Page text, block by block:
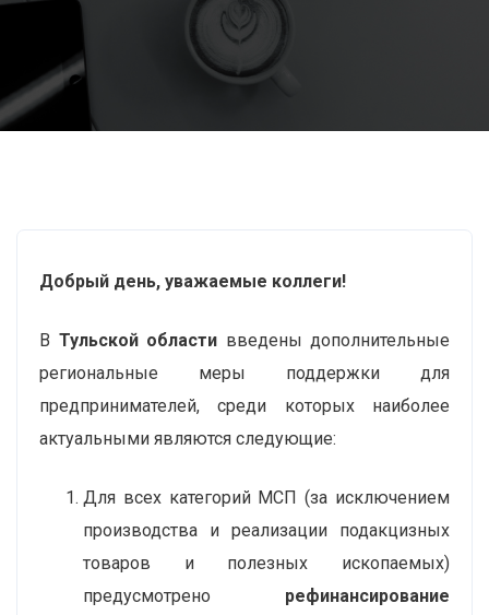
Добрый день, уважаемые коллеги!
В Тульской области введены дополнительные
региональные меры поддержки для
предпринимателей, среди которых наиболее
актуальными являются следующие:
Для всех категорий МСП (за исключением
производства и реализации подакцизных
товаров и полезных ископаемых)
предусмотрено рефинансирование